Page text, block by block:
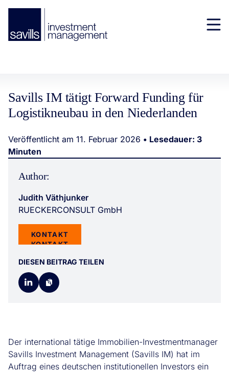
Savills IM tätigt Forward Funding für
Logistikneubau in den Niederlanden
Veröffentlicht am 11. Februar 2026 • Lesedauer: 3
Minuten
Author:
Judith Väthjunker
RUECKERCONSULT GmbH
KONTAKT
KONTAKT
DIESEN BEITRAG TEILEN
Der international tätige Immobilien-Investmentmanager
Savills Investment Management (Savills IM) hat im
Auftrag eines deutschen institutionellen Investors ein